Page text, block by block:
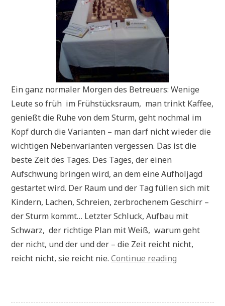
Ein ganz normaler Morgen des Betreuers: Wenige
Leute so früh im Frühstücksraum, man trinkt Kaffee,
genießt die Ruhe von dem Sturm, geht nochmal im
Kopf durch die Varianten – man darf nicht wieder die
wichtigen Nebenvarianten vergessen. Das ist die
beste Zeit des Tages. Des Tages, der einen
Aufschwung bringen wird, an dem eine Aufholjagd
gestartet wird. Der Raum und der Tag füllen sich mit
Kindern, Lachen, Schreien, zerbrochenem Geschirr –
der Sturm kommt… Letzter Schluck, Aufbau mit
Schwarz, der richtige Plan mit Weiß, warum geht
der nicht, und der und der – die Zeit reicht nicht,
reicht nicht, sie reicht nie.Continue reading
den